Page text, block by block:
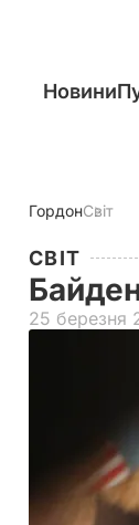
Новини
ГордонСвіт
СВІТ
25 березня